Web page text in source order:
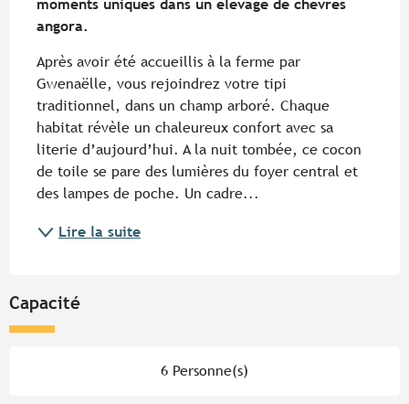
moments uniques dans un élevage de chèvres
angora.
Après avoir été accueillis à la ferme par
Gwenaëlle, vous rejoindrez votre tipi
traditionnel, dans un champ arboré. Chaque
habitat révèle un chaleureux confort avec sa
literie d’aujourd’hui. A la nuit tombée, ce cocon
de toile se pare des lumières du foyer central et
des lampes de poche. Un cadre...
Lire la suite
Capacité
6 Personne(s)